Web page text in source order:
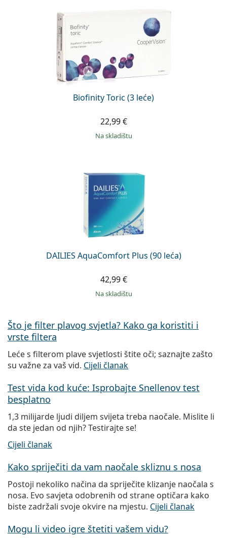
Biofinity Toric (3 leće)
22,99 €
na skladištu
DAILIES AquaComfort Plus (90 leća)
42,99 €
na skladištu
Što je filter plavog svjetla? Kako ga koristiti i
vrste filtera
Leće s filterom plave svjetlosti štite oči; saznajte zašto
su važne za vaš vid. Cijeli članak
Test vida kod kuće: Isprobajte Snellenov test
besplatno
1,3 milijarde ljudi diljem svijeta treba naočale. Mislite li
da ste jedan od njih? Testirajte se!
Cijeli članak
Kako spriječiti da vam naočale skliznu s nosa
Postoji nekoliko načina da spriječite klizanje naočala s
nosa. Evo savjeta odobrenih od strane optičara kako
biste zadržali svoje okvire na mjestu. Cijeli članak
Mogu li video igre štetiti vašem vidu?